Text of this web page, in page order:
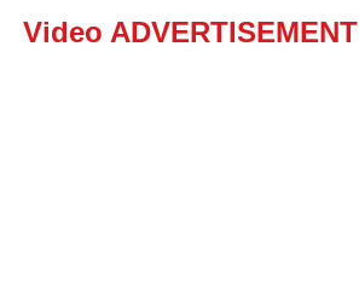
Video ADVERTISEMENT